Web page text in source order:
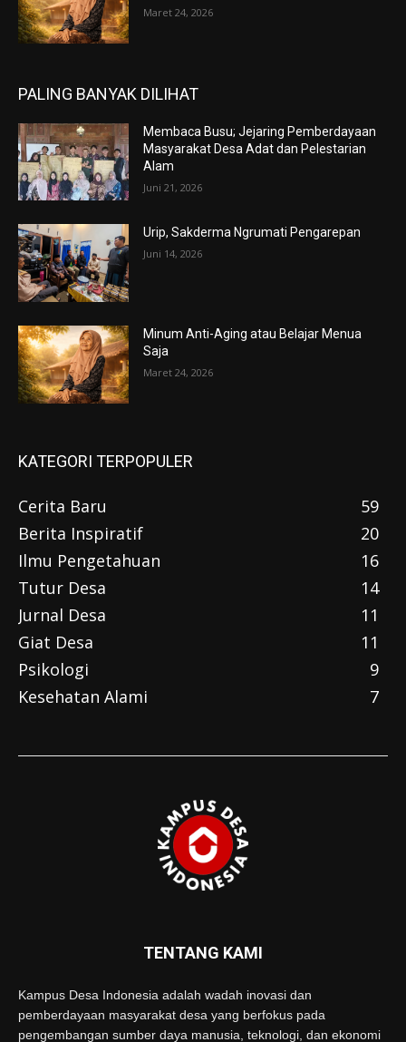
Maret 24, 2026
PALING BANYAK DILIHAT
Membaca Busu; Jejaring Pemberdayaan
Masyarakat Desa Adat dan Pelestarian
Alam
Juni 21, 2026
Urip, Sakderma Ngrumati Pengarepan
Juni 14, 2026
Minum Anti-Aging atau Belajar Menua
Saja
Maret 24, 2026
KATEGORI TERPOPULER
Cerita Baru
59
Berita Inspiratif
20
Ilmu Pengetahuan
16
Tutur Desa
14
Jurnal Desa
11
Giat Desa
11
Psikologi
9
Kesehatan Alami
7
TENTANG KAMI
Kampus Desa Indonesia adalah wadah inovasi dan
pemberdayaan masyarakat desa yang berfokus pada
pengembangan sumber daya manusia, teknologi, dan ekonomi